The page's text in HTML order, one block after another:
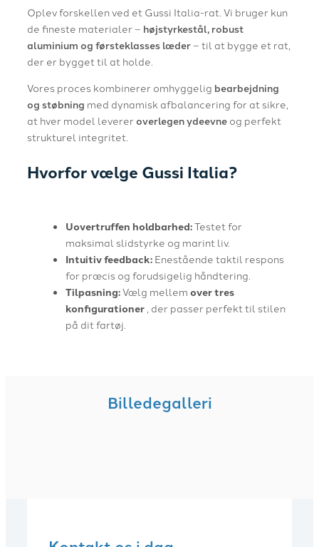
Oplev forskellen ved et Gussi Italia-rat. Vi bruger kun
de fineste materialer – højstyrkestål, robust
aluminium og førsteklasses læder – til at bygge et rat,
der er bygget til at holde.
Vores proces kombinerer omhyggelig bearbejdning
og støbning med dynamisk afbalancering for at sikre,
at hver model leverer overlegen ydeevne og perfekt
strukturel integritet.
Hvorfor vælge Gussi Italia?
Uovertruffen holdbarhed:Testet for
maksimal slidstyrke og marint liv.
Intuitiv feedback: Enestående taktil respons
for præcis og forudsigelig håndtering.
Tilpasning:Vælg mellem over tres
konfigurationer , der passer perfekt til stilen
på dit fartøj.
Billedegalleri